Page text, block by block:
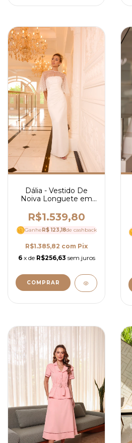
Dália - Vestido De
Noiva Longuete em
Mantilha Bordada com
Cristais- Ref 4219
R$1.539,80
Ganhe R$ 123,18de cashback
R$1.385,82 com Pix
6 x de R$256,63 sem juros
COMPRAR